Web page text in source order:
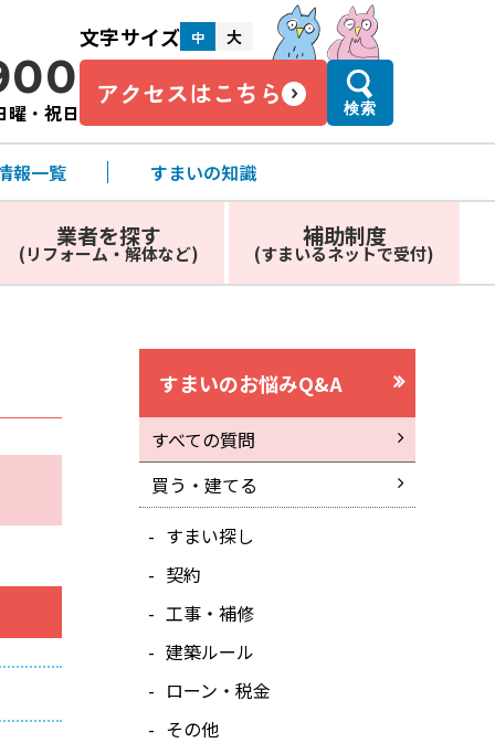
曜・祝日
文字サイズ 中 大
アクセスはこちら 検索
報一覧 すまいの知識
業者を探す
(リフォーム・解体など)
補助制度
(すまいるネットで受付)
すまいのお悩みQ&A
すべての質問
買う・建てる
すまい探し
契約
工事・補修
建築ルール
ローン・税金
その他